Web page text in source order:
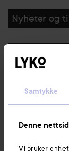
Samtykke
Denne
Vi bruker
Nyheter og
Kundeservice
Informasjon